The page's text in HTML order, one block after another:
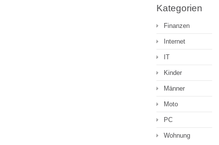
Kategorien
Finanzen
Internet
IT
Kinder
Männer
Moto
PC
Wohnung